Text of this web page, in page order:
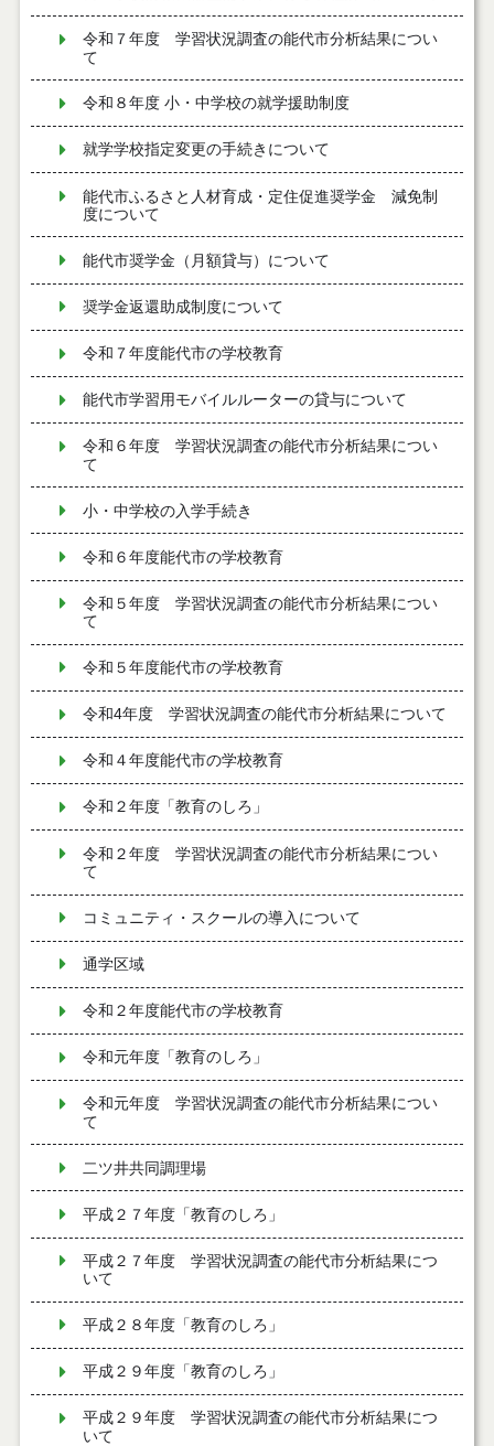
令和７年度 学習状況調査の能代市分析結果につい
て
令和８年度 小・中学校の就学援助制度
就学学校指定変更の手続きについて
能代市ふるさと人材育成・定住促進奨学金 減免制
度について
能代市奨学金（月額貸与）について
奨学金返還助成制度について
令和７年度能代市の学校教育
能代市学習用モバイルルーターの貸与について
令和６年度 学習状況調査の能代市分析結果につい
て
小・中学校の入学手続き
令和６年度能代市の学校教育
令和５年度 学習状況調査の能代市分析結果につい
て
令和５年度能代市の学校教育
令和4年度 学習状況調査の能代市分析結果について
令和４年度能代市の学校教育
令和２年度「教育のしろ」
令和２年度 学習状況調査の能代市分析結果につい
て
コミュニティ・スクールの導入について
通学区域
令和２年度能代市の学校教育
令和元年度「教育のしろ」
令和元年度 学習状況調査の能代市分析結果につい
て
二ツ井共同調理場
平成２７年度「教育のしろ」
平成２７年度 学習状況調査の能代市分析結果につ
いて
平成２８年度「教育のしろ」
平成２９年度「教育のしろ」
平成２９年度 学習状況調査の能代市分析結果につ
いて